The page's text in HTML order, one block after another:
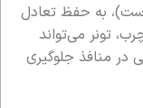
به حفظ تعادل
تونر می‌تواند
در منافذ جلوگیری